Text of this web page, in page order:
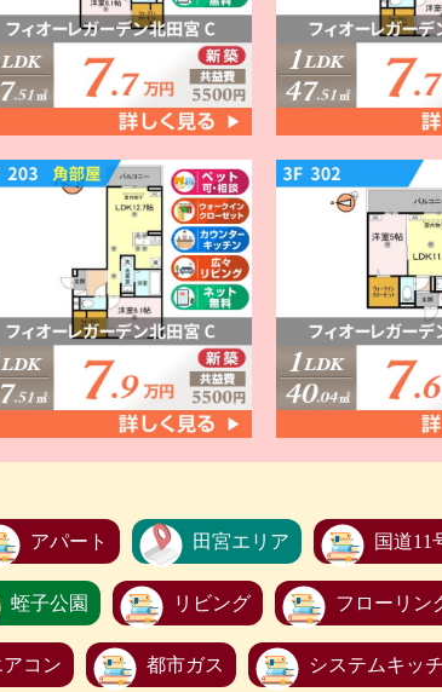
アパート 田宮エリア 国道11
蛭子公園 リビング フローリン
アコン 都市ガス システムキッ